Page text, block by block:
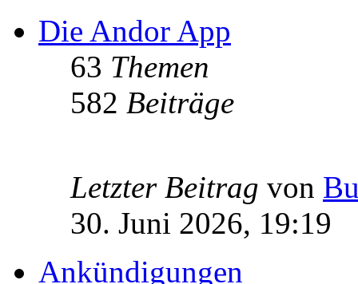
Die Andor App
63 Themen
582 Beiträge
Letzter Beitrag von
30. Juni 2026, 19:19
Ankündigungen